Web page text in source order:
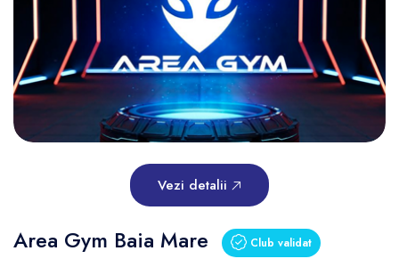
Vezi detalii
Area Gym Baia Mare Club validat